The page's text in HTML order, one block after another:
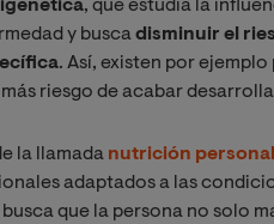
, que estudia la
y buscadisminuir el
. Así, existen por
riesgo de acabar
la llamada nutrición
adaptados a las
que la persona no solo